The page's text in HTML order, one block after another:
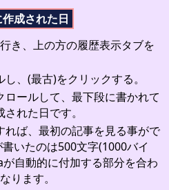
成された日
き、上の方の履歴表示タブを
、(最古)をクリックする。
ロールして、最下段に書かれて
れた日です。
れば、最初の記事を見る事がで
いたのは500文字(1000バイ
自動的に付加する部分を合わ
ります。